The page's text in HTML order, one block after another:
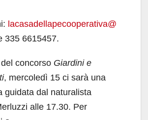
lacasadellapecooperativa@
335 6615457.
del concorso Giardini e
, mercoledì 15 ci sarà una
guidata dal naturalista
alle 17.30. Per